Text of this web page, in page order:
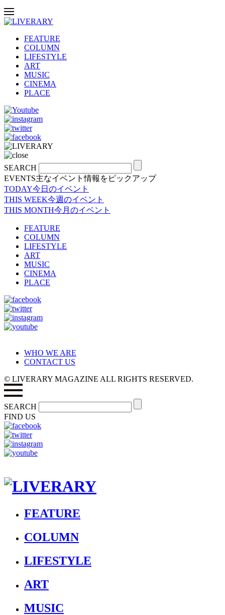
FEATURE
COLUMN
LIFESTYLE
ART
MUSIC
CINEMA
PLACE
SEARCH
EVENTS主なイベント情報をピックアップ
TODAY今日のイベント
THIS WEEK今週のイベント
THIS MONTH今月のイベント
FEATURE
COLUMN
LIFESTYLE
ART
MUSIC
CINEMA
PLACE
WHO WE ARE
CONTACT US
© LIVERARY MAGAZINE ALL RIGHTS RESERVED.
SEARCH
FIND US
FEATURE
COLUMN
LIFESTYLE
ART
MUSIC